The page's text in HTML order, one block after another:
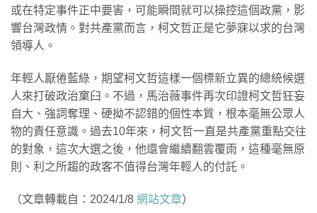
或在特定事件正中要害，可能瞬間就可以操控這個政黨，影
響台灣政情。對共產黨而言，柯文哲正是它夢寐以求的台灣
領導人。
年輕人厭倦藍綠，期望柯文哲這樣一個標新立異的總統候選
人來打破政治窠臼。不過，馬治薇事件再次印證柯文哲狂妄
自大、強詞奪理、硬拗不認錯的個性本質，根本毫無公眾人
物的責任意識。過去10年來，柯文哲一直是共產黨重點交往
的對象，這次大選之後，他還會繼續翻雲覆雨，這種毫無原
則、利之所趨的政客不值得台灣年輕人的付託。
（文章轉載自：2024/1/8 網站文章）